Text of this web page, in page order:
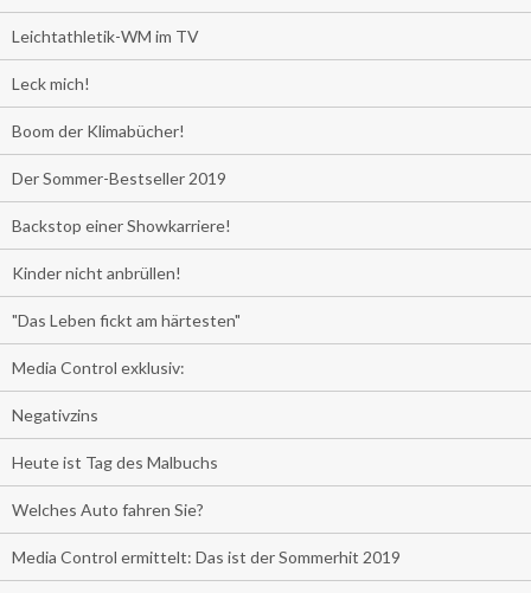
Leichtathletik-WM im TV
Leck mich!
Boom der Klimabücher!
Der Sommer-Bestseller 2019
Backstop einer Showkarriere!
Kinder nicht anbrüllen!
"Das Leben fickt am härtesten"
Media Control exklusiv:
Negativzins
Heute ist Tag des Malbuchs
Welches Auto fahren Sie?
Media Control ermittelt: Das ist der Sommerhit 2019